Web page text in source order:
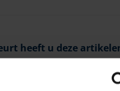
heeft u deze